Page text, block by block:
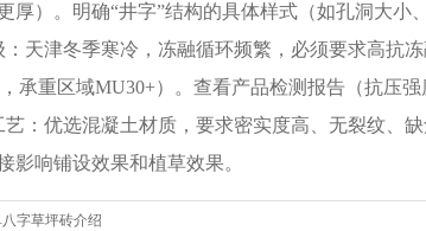
厚）。明确“井字”结构的具体样式（如孔洞大小
天津冬季寒冷，冻融循环频繁，必须要求高抗
，承重区域MU30+）。查看产品检测报告（抗压
艺：优选混凝土材质，要求密实度高、无裂纹、
影响铺设效果和植草效果。
字草坪砖介绍